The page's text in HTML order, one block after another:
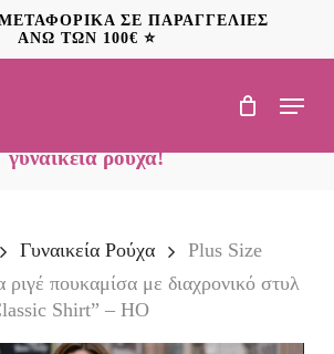
ΣΕ ΠΑΡΑΓΓΕΛΙΕΣ
ΑΝΩ ΤΩΝ 100€ ⭐
Menu
γυναικεία ρούχα!
Γυναικεία Ρούχα
Plus Size
ριγέ πουκαμίσα με διαχρονικό στυλ
Shirt” – HO